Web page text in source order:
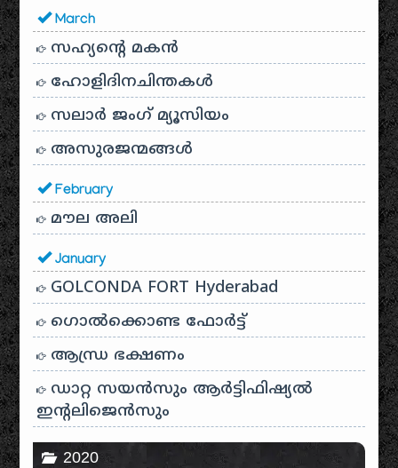
March
സഹ്യന്റെ മകൻ
ഹോളിദിനചിന്തകൾ
സലാർ ജംഗ് മ്യൂസിയം
അസുരജന്മങ്ങൾ
February
മൗല അലി
January
GOLCONDA FORT Hyderabad
ഗൊൽക്കൊണ്ട ഫോർട്ട്
ആന്ധ്ര ഭക്ഷണം
ഡാറ്റ സയൻസും ആർട്ടിഫിഷ്യൽ
ഇൻ്റലിജെൻസും
2020